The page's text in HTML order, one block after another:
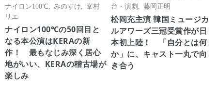
ナイロン100℃
みのすけ
峯村
リエ
ナイロン100℃の50回目と
なる本公演はKERAの新
作！ 最もなじみ深く居心
地がいい、KERAの稽古場が
楽しみ
台・演劇
藤岡正明
松岡充主演 韓国ミュージカ
ルアワーズ三冠受賞作が日
本初上陸！ 「自分とは何
か」に、キャスト一丸で向
き合う